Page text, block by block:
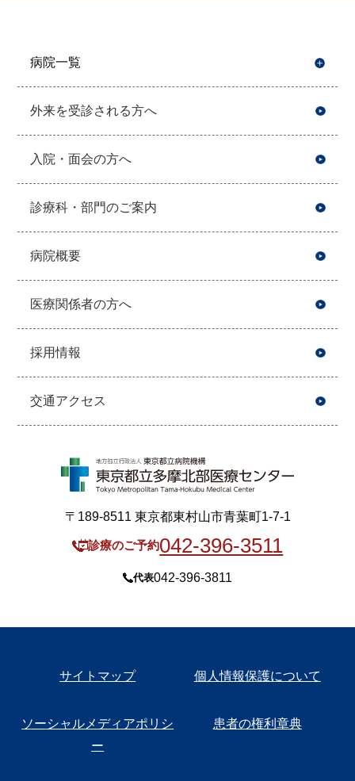
病院一覧
外来を受診される方へ
入院・面会の方へ
診療科・部門のご案内
病院概要
医療関係者の方へ
採用情報
交通アクセス
〒189-8511 東京都東村山市青葉町1-7-1
診療のご予約042-396-3511
代表042-396-3811
サイトマップ 個人情報保護について
ソーシャルメディアポリシ
ー
患者の権利章典